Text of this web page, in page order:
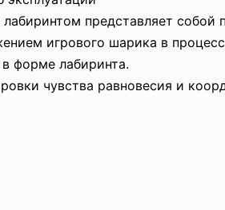
представляет
игрового шарика в
форме лабиринта.
чувства равновесия и